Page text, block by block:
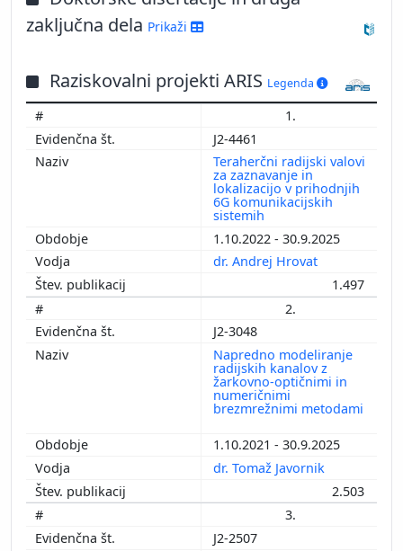
zaključna dela Prikaži
Raziskovalni projekti ARIS Legenda
1.
J2-4461
Teraherčni radijski valovi
za zaznavanje in
lokalizacijo v prihodnjih
6G komunikacijskih
sistemih
1.10.2022 - 30.9.2025
dr. Andrej Hrovat
1.497
2.
J2-3048
Napredno modeliranje
radijskih kanalov z
žarkovno-optičnimi in
numeričnimi
brezmrežnimi metodami
1.10.2021 - 30.9.2025
dr. Tomaž Javornik
2.503
3.
J2-2507